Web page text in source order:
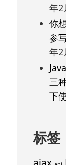
年2
你
参
年2
三
下
标签